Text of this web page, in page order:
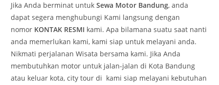
Jika Anda berminat untukSewa Motor Bandung, anda
dapat segera menghubungi Kami langsung dengan
nomor KONTAK RESMI kami. Apa bilamana suatu saat nanti
anda memerlukan kami, kami siap untuk melayani anda.
Nikmati perjalanan Wisata bersama kami. Jika Anda
membutuhkan motor untuk jalan-jalan di Kota Bandung
atau keluar kota, city tour di kami siap melayani kebutuhan